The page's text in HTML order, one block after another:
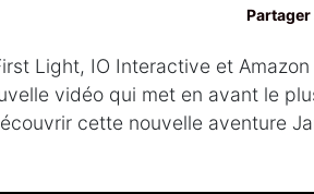
Light, IO Interactive et Amazon
vidéo qui met en avant le
cette nouvelle aventure